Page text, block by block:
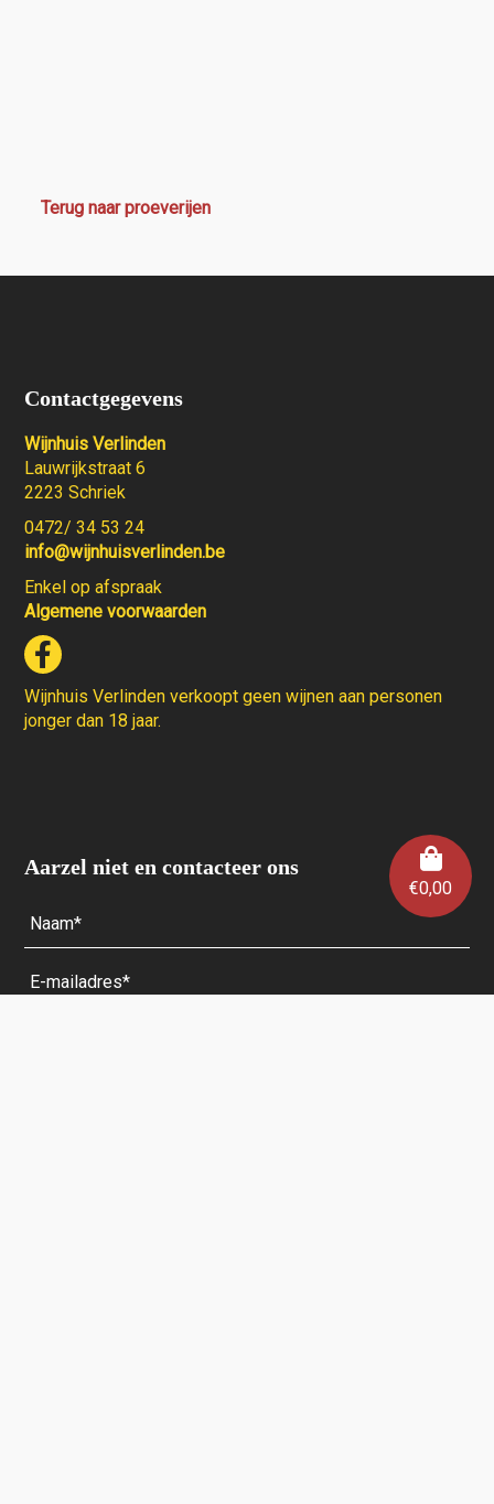
€0,00
Terug naar proeverijen
Contactgegevens
Wijnhuis Verlinden
Lauwrijkstraat 6
2223 Schriek
0472/ 34 53 24
info@wijnhuisverlinden.be
Enkel op afspraak
Algemene voorwaarden
Wijnhuis Verlinden verkoopt geen wijnen aan personen
jonger dan 18 jaar.
Aarzel niet en contacteer ons